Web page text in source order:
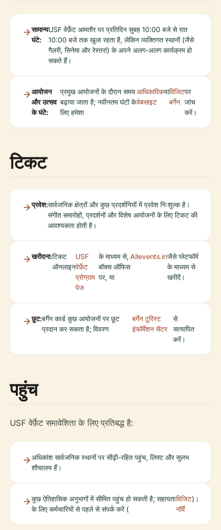
सामान्य
घंटे:
USF वेर्फ़ेट आमतौर पर प्रतिदिन सुबह 10:00 बजे से रात
10:00 बजे तक खुला रहता है, लेकिन व्यक्तिगत स्थानों (जैसे
गैलरी, सिनेमा और रेस्तरां) के अपने अलग-अलग कार्यक्रम हो
सकते हैं।
आयोजन
और उत्सव
के घंटे:
प्रमुख आयोजनों के दौरान समय
बढ़ाया जाता है; नवीनतम घंटों के
लिए हमेशा
आधिकारिक
वेबसाइट
याविजिट
बर्गेन
पर
जांच
करें।
टिकट
प्रवेश:सार्वजनिक क्षेत्रों और कुछ प्रदर्शनियों में प्रवेश निःशुल्क है।
संगीत समारोहों, प्रदर्शनों और विशेष आयोजनों के लिए टिकट की
आवश्यकता होती है।
खरीदना:टिकट
ऑनलाइन
USF
वेर्फ़ेट
प्रोग्राम
पेज
के माध्यम से,
बॉक्स ऑफिस
पर, या
Allevents.inजैसे प्लेटफॉर्म
के माध्यम से
खरीदें।
छूट:बर्गेन कार्ड कुछ आयोजनों पर छूट
प्रदान कर सकता है; विवरण
बर्गेन टूरिस्ट
इंफॉर्मेशन सेंटर
से
सत्यापित
करें।
पहुंच
USF वेर्फ़ेट समावेशिता के लिए प्रतिबद्ध है:
अधिकांश सार्वजनिक स्थानों पर सीढ़ी-रहित पहुंच, लिफ्ट और सुलभ
शौचालय हैं।
कुछ ऐतिहासिक अनुभागों में सीमित पहुंच हो सकती है; सहायता
के लिए कर्मचारियों से पहले से संपर्क करें (
विजिट
नॉर्वे
)।